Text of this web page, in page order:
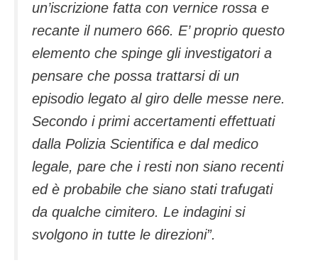
un’iscrizione fatta con vernice rossa e
recante il numero 666. E’ proprio questo
elemento che spinge gli investigatori a
pensare che possa trattarsi di un
episodio legato al giro delle messe nere.
Secondo i primi accertamenti effettuati
dalla Polizia Scientifica e dal medico
legale, pare che i resti non siano recenti
ed è probabile che siano stati trafugati
da qualche cimitero. Le indagini si
svolgono in tutte le direzioni”.